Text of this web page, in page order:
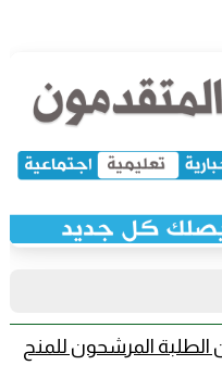
الطلبة المرشحون للمنح